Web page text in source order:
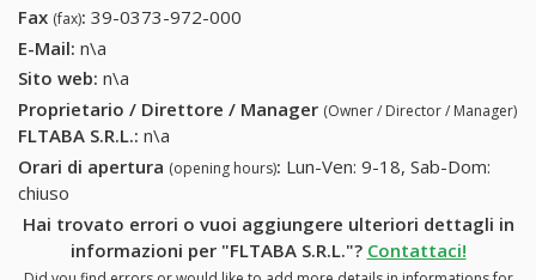
Fax (fax): 39-0373-972-000
E-Mail: n\a
Sito web: n\a
Proprietario / Direttore / Manager (Owner / Director / Manager)
FLTABA S.R.L.: n\a
Orari di apertura (opening hours): Lun-Ven: 9-18, Sab-Dom:
chiuso
Hai trovato errori o vuoi aggiungere ulteriori dettagli in
informazioni per "FLTABA S.R.L."? Contattaci!